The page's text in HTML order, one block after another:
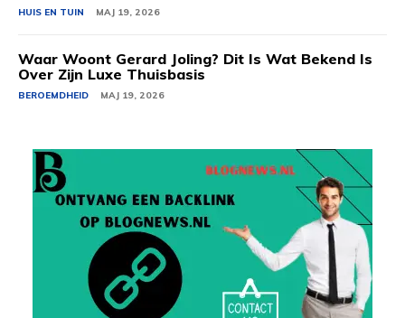
HUIS EN TUIN MAJ 19, 2026
Waar Woont Gerard Joling? Dit Is Wat Bekend Is
Over Zijn Luxe Thuisbasis
BEROEMDHEID MAJ 19, 2026